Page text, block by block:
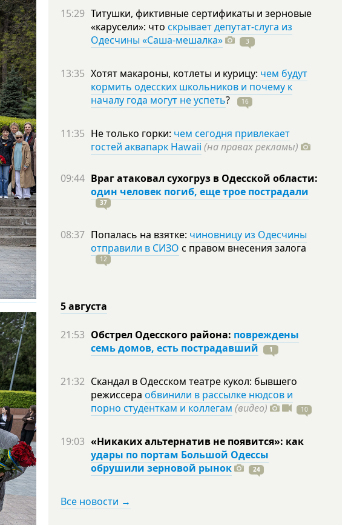
15:29 Титушки, фиктивные сертификаты и зерновые
«карусели»: что скрывает депутат-слуга из
Одесчины «Саша-мешалка»
3
13:35 Хотят макароны, котлеты и курицу: чем будут
кормить одесских школьников и почему к
началу года могут не успеть? 16
11:35 Не только горки: чем сегодня привлекает
гостей аквапарк Hawaii (на правах рекламы)
09:44 Враг атаковал сухогруз в Одесской области:
один человек погиб, еще трое пострадали
37
08:37 Попалась на взятке: чиновницу из Одесчины
отправили в СИЗО с правом внесения залога
12
5 августа
21:53 Обстрел Одесского района: повреждены
семь домов, есть пострадавший
1
21:32 Скандал в Одесском театре кукол: бывшего
режиссера обвинили в рассылке нюдсов и
порно студенткам и коллегам (видео) 10
19:03 «Никаких альтернатив не появится»: как
удары по портам Большой Одессы
обрушили зерновой рынок
24
Все новости →